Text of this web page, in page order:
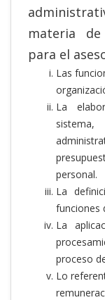
materia
para el
Las
La
personal.
La
funciones
La
proceso
Lo